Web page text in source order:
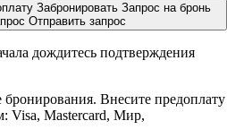
Забронировать Запрос на бронь
Отправить запрос
дождитесь подтверждения
Внесите предоплату
Visa, Mastercard, Мир,